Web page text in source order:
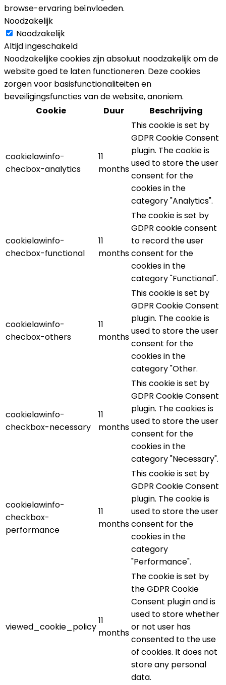
browse-ervaring beïnvloeden.
Noodzakelijk
Noodzakelijk
Altijd ingeschakeld
Noodzakelijke cookies zijn absoluut noodzakelijk om de
website goed te laten functioneren. Deze cookies
zorgen voor basisfunctionaliteiten en
beveiligingsfuncties van de website, anoniem.
Cookie
Duur Beschrijving
cookielawinfo-
checbox-analytics
11
months
This cookie is set by
GDPR Cookie Consent
plugin. The cookie is
used to store the user
consent for the
cookies in the
category "Analytics".
cookielawinfo-
checbox-functional
11
months
The cookie is set by
GDPR cookie consent
to record the user
consent for the
cookies in the
category "Functional".
cookielawinfo-
checbox-others
11
months
This cookie is set by
GDPR Cookie Consent
plugin. The cookie is
used to store the user
consent for the
cookies in the
category "Other.
cookielawinfo-
checkbox-necessary
11
months
This cookie is set by
GDPR Cookie Consent
plugin. The cookies is
used to store the user
consent for the
cookies in the
category "Necessary".
cookielawinfo-
checkbox-
performance
11
months
This cookie is set by
GDPR Cookie Consent
plugin. The cookie is
used to store the user
consent for the
cookies in the
category
"Performance".
viewed_cookie_policy
11
months
The cookie is set by
the GDPR Cookie
Consent plugin and is
used to store whether
or not user has
consented to the use
of cookies. It does not
store any personal
data.